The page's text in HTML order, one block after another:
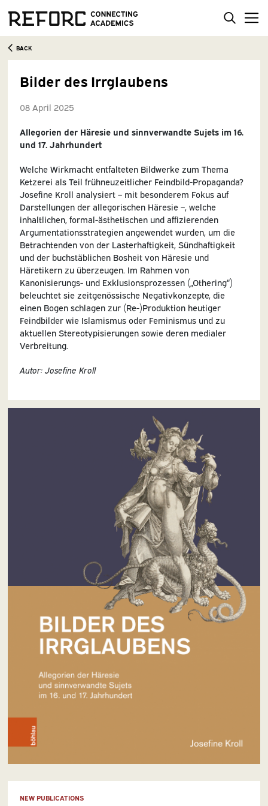
BACK
Bilder des Irrglaubens
08 April 2025
Allegorien der Häresie und sinnverwandte Sujets im 16.
und 17. Jahrhundert
Welche Wirkmacht entfalteten Bildwerke zum Thema
Ketzerei als Teil frühneuzeitlicher Feindbild-Propaganda?
Josefine Kroll analysiert – mit besonderem Fokus auf
Darstellungen der allegorischen Häresie –, welche
inhaltlichen, formal-ästhetischen und affizierenden
Argumentationsstrategien angewendet wurden, um die
Betrachtenden von der Lasterhaftigkeit, Sündhaftigkeit
und der buchstäblichen Bosheit von Häresie und
Häretikern zu überzeugen. Im Rahmen von
Kanonisierungs- und Exklusionsprozessen („Othering“)
beleuchtet sie zeitgenössische Negativkonzepte, die
einen Bogen schlagen zur (Re-)Produktion heutiger
Feindbilder wie Islamismus oder Feminismus und zu
aktuellen Stereotypisierungen sowie deren medialer
Verbreitung.
Autor: Josefine Kroll
NEW PUBLICATIONS